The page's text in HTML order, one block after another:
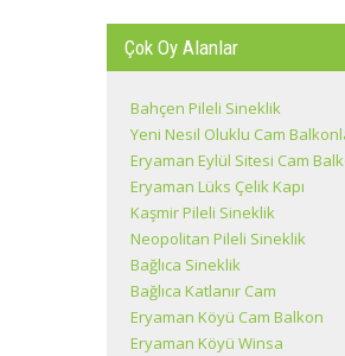
Çok Oy Alanlar
Bahçen Pileli Sineklik
Yeni Nesil Oluklu Cam
Eryaman Eylül Sitesi Cam
Eryaman Lüks Çelik Kapı
Kaşmir Pileli Sineklik
Neopolitan Pileli Sineklik
Bağlıca Sineklik
Bağlıca Katlanır Cam
Eryaman Köyü Cam Balkon
Eryaman Köyü Winsa